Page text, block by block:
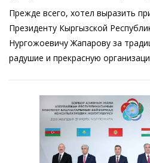
Прежде всего, хотел выразить
Президенту Кыргызской
Нургожоевичу Жапарову за
радушие и прекрасную